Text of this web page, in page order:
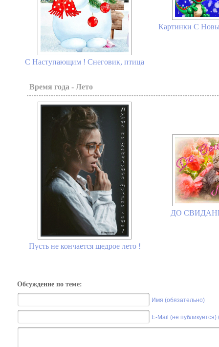
С Наступающим ! Снеговик, птица
Картинки С
Время года - Лето
Пусть не кончается щедрое лето !
ДО
Обсуждение по теме:
Имя (обязательно)
E-Mail (не